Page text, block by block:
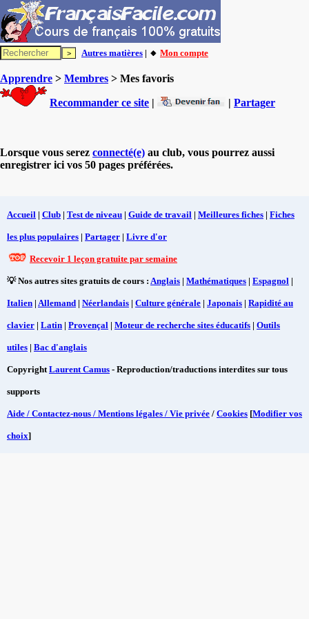
Autres matières | 🔸 Mon compte
Apprendre > Membres > Mes favoris
Recommander ce site | | Partager
Lorsque vous serez connecté(e) au club, vous pourrez aussi
enregistrer ici vos 50 pages préférées.
Accueil | Club | Test de niveau | Guide de travail | Meilleures fiches | Fiches
les plus populaires | Partager | Livre d'or
Recevoir 1 leçon gratuite par semaine
💡 Nos autres sites gratuits de cours : Anglais | Mathématiques | Espagnol |
Italien | Allemand | Néerlandais | Culture générale | Japonais | Rapidité au
clavier | Latin | Provençal | Moteur de recherche sites éducatifs | Outils
utiles | Bac d'anglais
CopyrightLaurent Camus - Reproduction/traductions interdites sur tous
supports
Aide / Contactez-nous / Mentions légales / Vie privée / Cookies [Modifier vos
choix]